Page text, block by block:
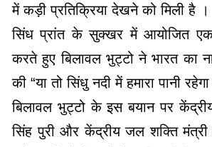
में कड़ी प्रतिक्रिया देखने को मिली है ।
सिंध प्रांत के सुक्खर में आयोजित एक
करते हुए बिलावल भुट्टो ने भारत का
की “या तो सिंधु नदी में हमारा पानी
बिलावल भुट्टो के इस बयान पर
सिंह पुरी और केंद्रीय जल शक्ति मंत्री